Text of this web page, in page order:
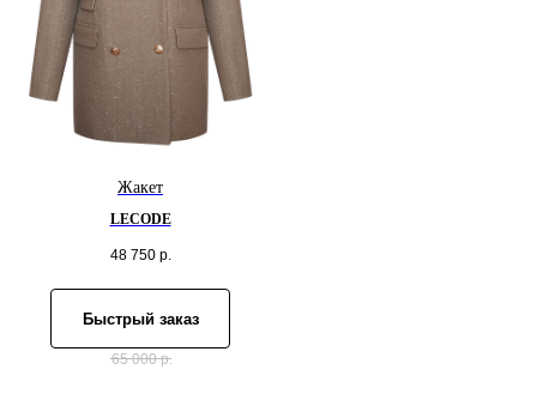
Жакет
LECODE
48 750 р.
Быстрый заказ
65 000 р.